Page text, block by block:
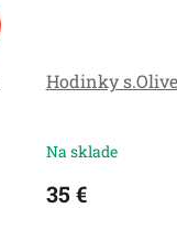
Hodinky
Na sklade
35 €